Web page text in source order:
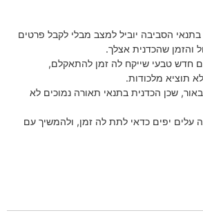
הסביבה יוביל למצב מבלי לקבל פרטים
והזמן שהכדנית אצלך.
חדש טבעי שייקח לה זמן להתאקלם,
תוציא מלכודות.
שכן הכדנית בתנאי תאורה נמוכים לא
עלים יפים כדאי לתת לה זמן, ולהמשיך עם